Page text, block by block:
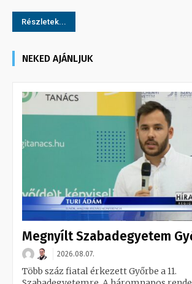
Részletek...
NEKED AJÁNLJUK
Megnyílt Szabadegyetem
2026.08.07.
Több száz fiatal érkezett Győrbe a 11.